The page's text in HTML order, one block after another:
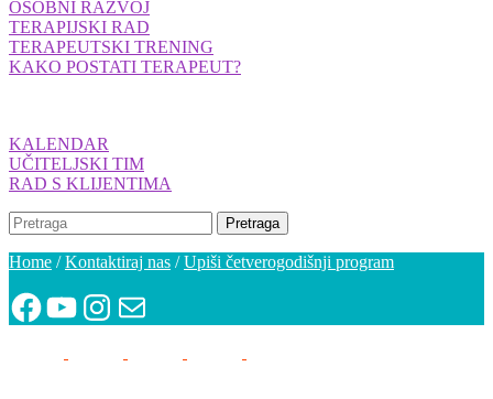
OSOBNI RAZVOJ
TERAPIJSKI RAD
TERAPEUTSKI TRENING
KAKO POSTATI TERAPEUT?
KALENDAR
UČITELJSKI TIM
RAD S KLIJENTIMA
Home /Kontaktiraj nas /Upiši četverogodišnji program
FacebookYouTubeInstagramNewsletter